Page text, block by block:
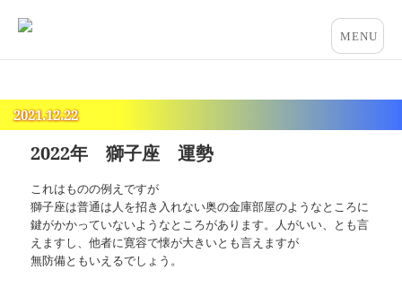
2021.12.22
2022年 獅子座 運勢
これはものの例えですが
獅子座は普通は人を招き入れない奥の金庫部屋のようなところに
鍵がかかっていないようなところがあります。人がいい、とも言
えますし、他者に寛容で懐が大きいとも言えますが
無防備ともいえるでしょう。